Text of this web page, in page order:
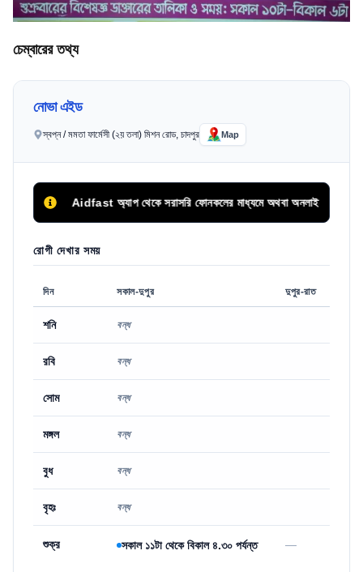
চেম্বারের তথ্য
নোভা এইড
স্বপ্ন / মমতা ফার্মেসী (২য় তলা) মিশন রোড, চাদপুর Map
Aidfast অ্যাপ থেকে সরাসরি ফোনকলের মাধ্যমে অথবা অনলাইনে অগ্রিম
রোগী দেখার সময়
দিন সকাল-দুপুর দুপুর-রাত
শনি বন্ধ
রবি বন্ধ
সোম বন্ধ
মঙ্গল বন্ধ
বুধ বন্ধ
বৃহঃ বন্ধ
শুক্র সকাল ১১টা থেকে বিকাল ৪.৩০ পর্যন্ত —